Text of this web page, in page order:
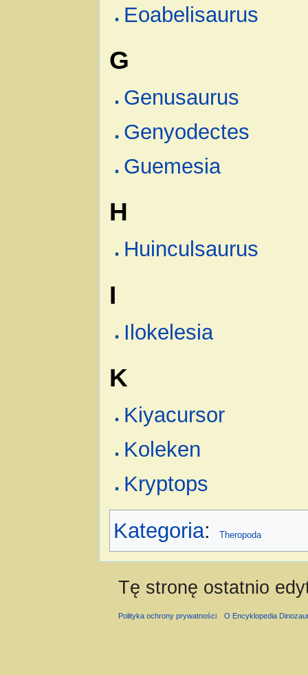
Eoabelisaurus
G
Genusaurus
Genyodectes
Guemesia
H
Huinculsaurus
I
Ilokelesia
K
Kiyacursor
Koleken
Kryptops
Kategoria: Theropoda
Tę stronę ostatnio
Polityka ochrony prywatności O Encyklopedia